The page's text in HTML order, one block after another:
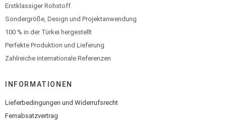
Erstklassiger Rohstoff
Sondergröße, Design und Projektanwendung
100 % in der Türkei hergestellt
Perfekte Produktion und Lieferung
Zahlreiche internationale Referenzen
INFORMATIONEN
Lieferbedingungen und Widerrufsrecht
Fernabsatzvertrag